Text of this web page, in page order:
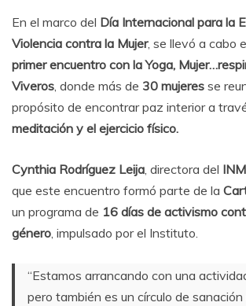
En el marco del Día Internacional para la
Violencia contra la Mujer, se llevó a cabo
primer encuentro con la Yoga,
Viveros, donde más de 30 mujeres se
propósito de encontrar paz interior a
meditación y el ejercicio físico.
Cynthia Rodríguez Leija, directora del
que este encuentro formó parte de la
un programa de 16 días de activismo
género, impulsado por el Instituto.
“Estamos arrancando con una
pero también es un círculo de